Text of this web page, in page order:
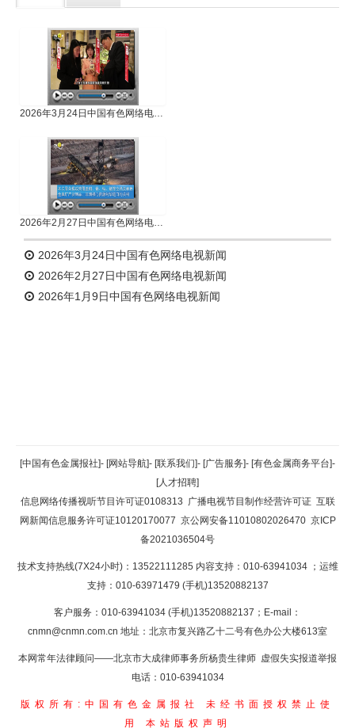
2026年3月24日中国有色网络电视新闻
2026年2月27日中国有色网络电视新闻
2026年3月24日中国有色网络电视新闻
2026年2月27日中国有色网络电视新闻
2026年1月9日中国有色网络电视新闻
返回顶部
返回首页
[中国有色金属报社]- [网站导航]- [联系我们]- [广告服务]- [有色金属商务平台]-
[人才招聘]
信息网络传播视听节目许可证0108313 广播电视节目制作经营许可证 互联
网新闻信息服务许可证10120170077 京公网安备11010802026470 京ICP
备2021036504号
技术支持热线(7X24小时)：13522111285 内容支持：010-63941034 ；运维
支持：010-63971479 (手机)13520882137
客户服务：010-63941034 (手机)13520882137；E-mail：
cnmn@cnmn.com.cn 地址：北京市复兴路乙十二号有色办公大楼613室
本网常年法律顾问——北京市大成律师事务所杨贵生律师 虚假失实报道举报
电话：010-63941034
版权所有:中国有色金属报社
未经书面授权禁止使
用 本站版权声明